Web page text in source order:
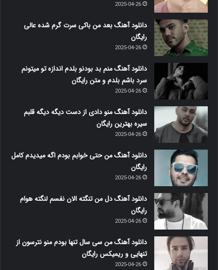
2025-04-26
دانلود آهنگ بعد من باکی سرت گرم شده عالی
رایگان
2025-04-26
دانلود آهنگ منم بد بودنو بلدم اندازه تو میتونم
سرد باشم بلدم و متن رایگان
2025-04-26
دانلود آهنگ منو دادی از دست دیگه دیگه قلبم
سیره بهترین رایگان
2025-04-26
دانلود آهنگ من حتی خوابم بودم اگه میدیدم کامل
رایگان
2025-04-26
دانلود آهنگ دل من تنگته الان نفسم لنگته هوام
رایگان
2025-04-26
دانلود آهنگ من سی سال تنها بودم منو نترسون از
تنهایی و ریمیکس رایگان
2025-04-26